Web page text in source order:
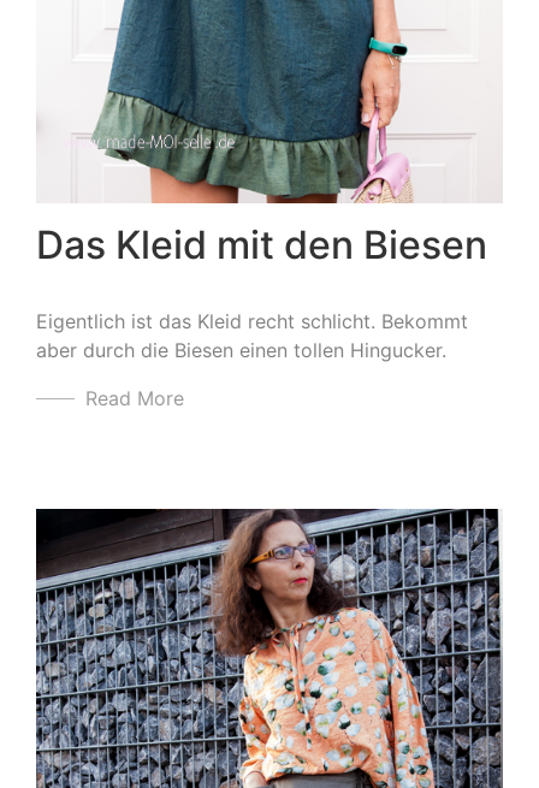
Das Kleid mit den Biesen
Eigentlich ist das Kleid recht schlicht. Bekommt
aber durch die Biesen einen tollen Hingucker.
Read More